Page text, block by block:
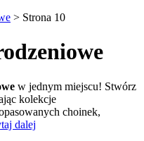
> Strona 10
w jednym miejscu! Stwórz
kolekcje
choinek,
dalej